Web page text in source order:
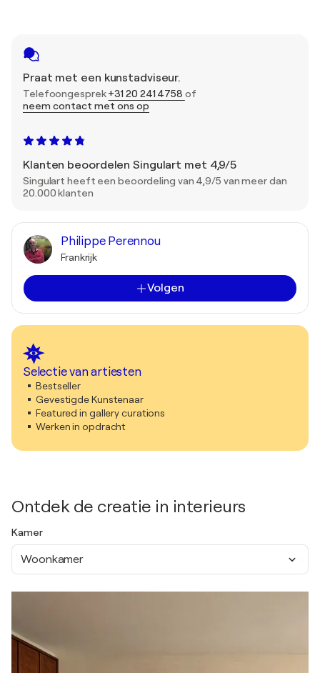
Praat met een kunstadviseur.
Telefoongesprek+31 20 241 4758 of
neem contact met ons op
Klanten beoordelen Singulart met 4,9/5
Singulart heeft een beoordeling van 4,9/5 van meer dan
20.000 klanten
Philippe Perennou
Frankrijk
Volgen
Selectie van artiesten
Bestseller
Gevestigde Kunstenaar
Featured in gallery curations
Werken in opdracht
Ontdek de creatie in interieurs
Kamer
Woonkamer